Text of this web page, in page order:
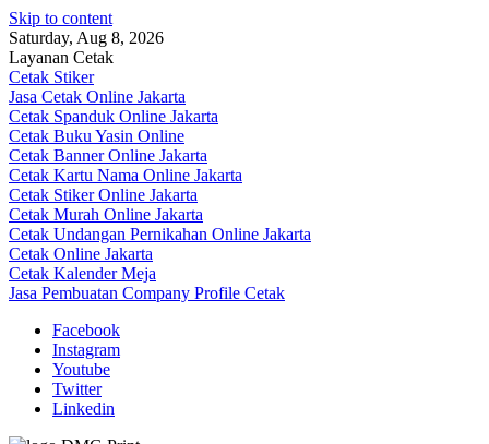
Skip to content
Saturday, Aug 8, 2026
Layanan Cetak
Cetak Stiker
Jasa Cetak Online Jakarta
Cetak Spanduk Online Jakarta
Cetak Buku Yasin Online
Cetak Banner Online Jakarta
Cetak Kartu Nama Online Jakarta
Cetak Stiker Online Jakarta
Cetak Murah Online Jakarta
Cetak Undangan Pernikahan Online Jakarta
Cetak Online Jakarta
Cetak Kalender Meja
Jasa Pembuatan Company Profile Cetak
Facebook
Instagram
Youtube
Twitter
Linkedin